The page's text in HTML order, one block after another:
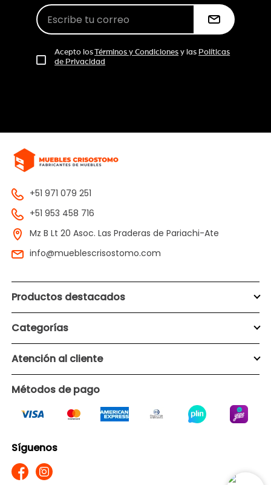
Acepto los Términos y Condiciones y las Políticas
de Privacidad
+51 971 079 251
+51 953 458 716
Mz B Lt 20 Asoc. Las Praderas de Pariachi-Ate
info@mueblescrisostomo.com
Productos destacados
Categorías
Atención al cliente
Métodos de pago